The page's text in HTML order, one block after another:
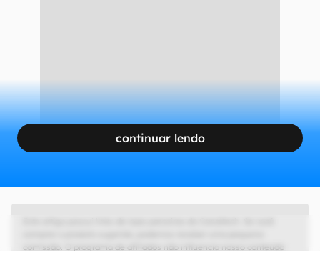
continuar lendo
comissão. O programa de afiliados não influencia nosso conteúdo